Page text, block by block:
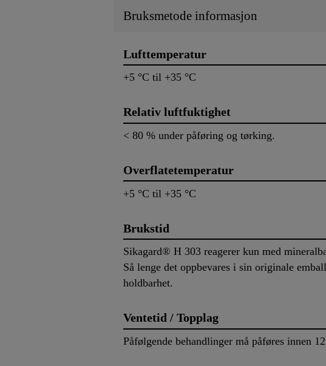
Bruksmetode informasjon
Lufttemperatur
+5 °C til +35 °C
Relativ luftfuktighet
< 80 % under påføring og tørking.
Overflatetemperatur
+5 °C til +35 °C
Brukstid
Sikagard® H 303 reagerer kun med
Så lenge det oppbevares i sin originale
holdbarhet.
Ventetid / Topplag
Påfølgende behandlinger må påføres innen